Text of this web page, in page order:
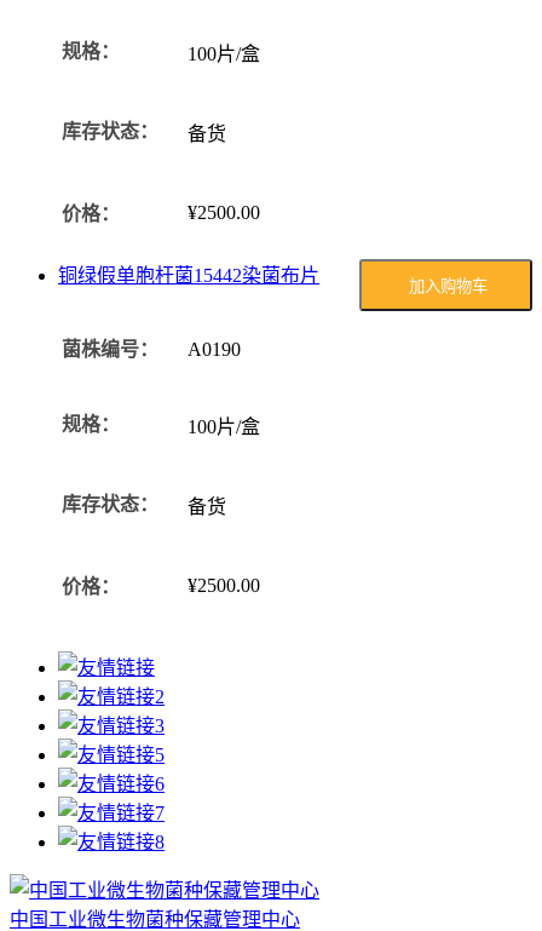
规格： 100片/盒
库存状态： 备货
价格： ¥2500.00
铜绿假单胞杆菌15442染菌布片
加入购物车
菌株编号： A0190
规格： 100片/盒
库存状态： 备货
价格： ¥2500.00
中国工业微生物菌种保藏管理中心